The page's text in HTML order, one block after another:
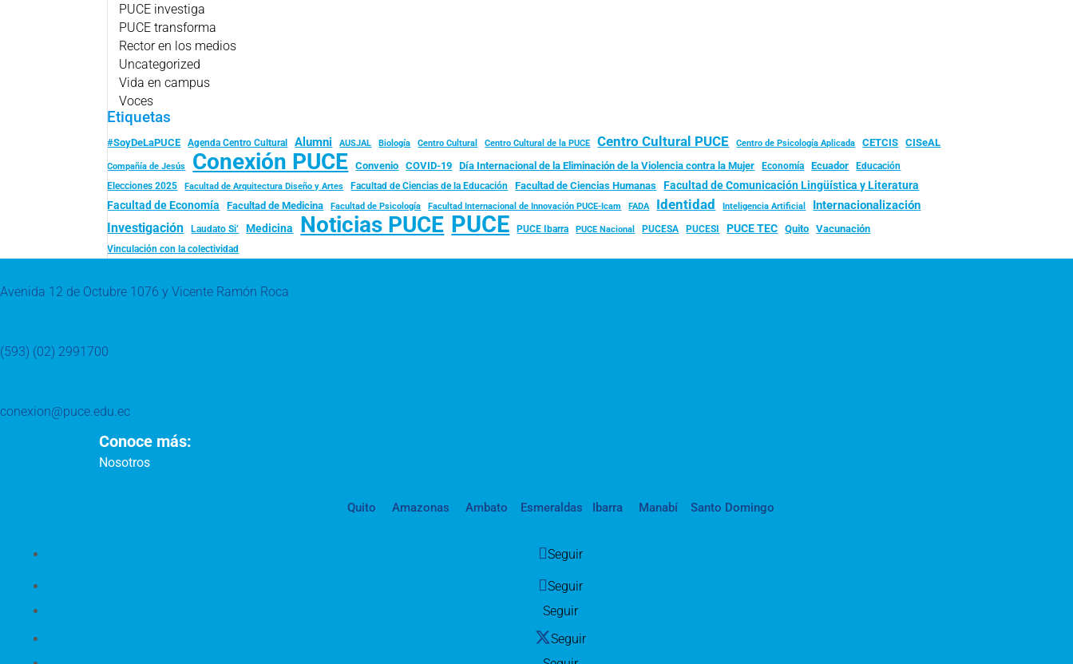
PUCE investiga
PUCE transforma
Rector en los medios
Uncategorized
Vida en campus
Voces
Etiquetas
#SoyDeLaPUCE Agenda Centro Cultural Alumni AUSJAL Biología Centro Cultural Centro Cultural de la PUCE Centro Cultural PUCE Centro de Psicología Aplicada CETCIS CISeAL
Compañía de Jesús Conexión PUCE Convenio COVID-19 Día Internacional de la Eliminación de la Violencia contra la Mujer Economía Ecuador
Educación
Elecciones 2025
Facultad de Arquitectura Diseño y Artes Facultad de Ciencias de la Educación Facultad de Ciencias Humanas Facultad de Comunicación Lingüística y Literatura
Facultad de Economía Facultad de Medicina Facultad de Psicología Facultad Internacional de Innovación PUCE-Icam FADA Identidad Inteligencia Artificial Internacionalización
Investigación Laudato Si’ Medicina Noticias PUCE PUCE PUCE Ibarra PUCE Nacional PUCESA PUCESI PUCE TEC Quito Vacunación
Vinculación con la colectividad
Avenida 12 de Octubre 1076 y Vicente Ramón Roca
(593) (02) 2991700
conexion@puce.edu.ec
Conoce más:
Nosotros
Quito Amazonas Ambato Esmeraldas Ibarra Manabí Santo Domingo
Seguir
Seguir
Seguir
Seguir